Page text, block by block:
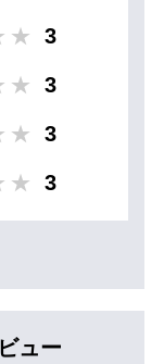
3
3
3
3
ュー